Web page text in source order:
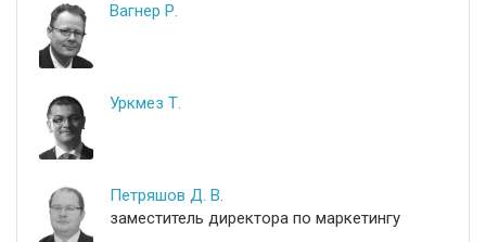
Вагнер Р.
Уркмез Т.
Петряшов Д. В.
заместитель директора по маркетингу